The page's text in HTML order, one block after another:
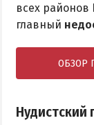
всех районов
главный
ОБЗОР
Нудистский